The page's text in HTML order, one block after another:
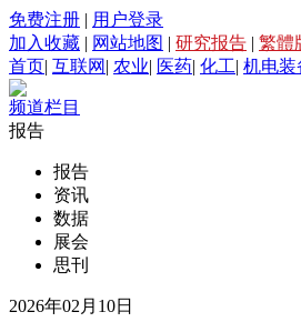
免费注册 | 用户登录
加入收藏 | 网站地图 | 研究报告 | 繁體
首页| 互联网 | 农业| 医药| 化工| 机电装
频道栏目
报告
报告
资讯
数据
展会
思刊
2026年02月10日